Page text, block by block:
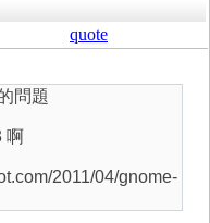
quote
問題
啊
2011/04/gnome-